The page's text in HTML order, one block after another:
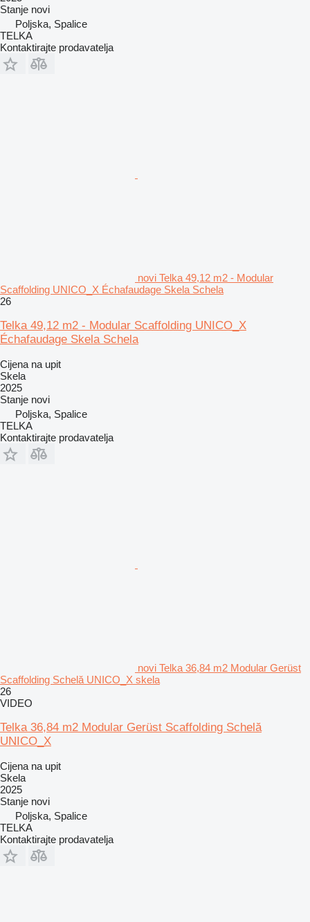
Stanje novi
Poljska, Spalice
TELKA
Kontaktirajte prodavatelja
novi Telka 49,12 m2 - Modular
Scaffolding UNICO_X Échafaudage Skela Schela
26
Telka 49,12 m2 - Modular Scaffolding UNICO_X
Échafaudage Skela Schela
Cijena na upit
Skela
2025
Stanje novi
Poljska, Spalice
TELKA
Kontaktirajte prodavatelja
novi Telka 36,84 m2 Modular Gerüst
Scaffolding Schelă UNICO_X skela
26
VIDEO
Telka 36,84 m2 Modular Gerüst Scaffolding Schelă
UNICO_X
Cijena na upit
Skela
2025
Stanje novi
Poljska, Spalice
TELKA
Kontaktirajte prodavatelja